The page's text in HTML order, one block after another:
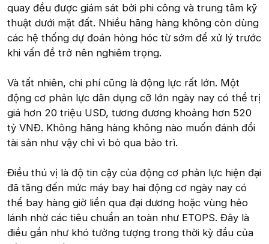
quay đều được giám sát bởi phi công và trung tâm kỹ
thuật dưới mặt đất. Nhiều hãng hàng không còn dùng
các hệ thống dự đoán hỏng hóc từ sớm để xử lý trước
khi vấn đề trở nên nghiêm trọng.
Và tất nhiên, chi phí cũng là động lực rất lớn. Một
động cơ phản lực dân dụng cỡ lớn ngày nay có thể trị
giá hơn 20 triệu USD, tương đương khoảng hơn 520
tỷ VNĐ. Không hãng hàng không nào muốn đánh đổi
tài sản như vậy chỉ vì bỏ qua bảo trì.
Điều thú vị là độ tin cậy của động cơ phản lực hiện đại
đã tăng đến mức máy bay hai động cơ ngày nay có
thể bay hàng giờ liền qua đại dương hoặc vùng hẻo
lánh nhờ các tiêu chuẩn an toàn như ETOPS. Đây là
điều gần như khó tưởng tượng trong thời kỳ đầu của